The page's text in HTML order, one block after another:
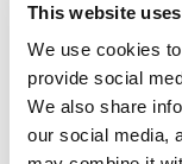
This website
We use cookies
provide social
We also share
our social media,
kombinere
Når